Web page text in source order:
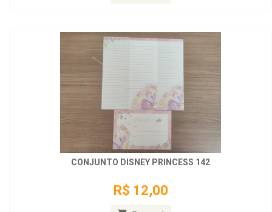
CONJUNTO DISNEY PRINCESS 142
R$ 12,00